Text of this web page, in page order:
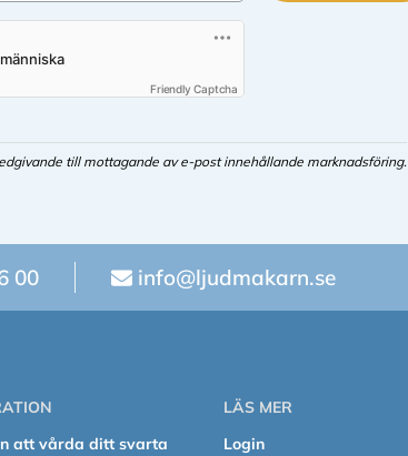
Friendly Captcha
till mottagande av e-post innehållande marknadsföring.
00 info@ljudmakarn.se
att vårda ditt svarta
LÄS MER
Login